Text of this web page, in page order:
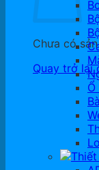
Chưa có
Quay trở lại
Ổ